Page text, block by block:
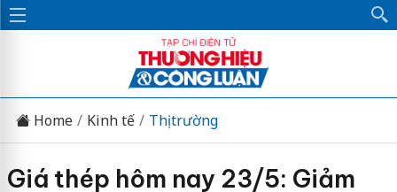
Home Kinh tế Thị trường
Giá thép hôm nay 23/5: Giảm